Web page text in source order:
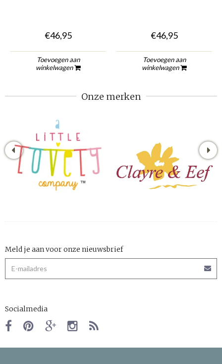
€46,95
Toevoegen aan
winkelwagen
€46,95
Toevoegen aan
winkelwagen
Onze merken
Meld je aan voor onze nieuwsbrief
Socialmedia